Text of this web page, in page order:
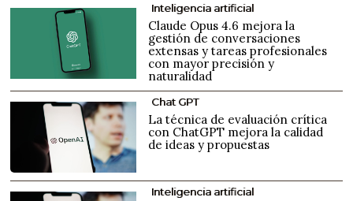
Inteligencia artificial
Claude Opus 4.6 mejora la
gestión de conversaciones
extensas y tareas profesionales
con mayor precisión y
naturalidad
Chat GPT
La técnica de evaluación crítica
con ChatGPT mejora la calidad
de ideas y propuestas
Inteligencia artificial